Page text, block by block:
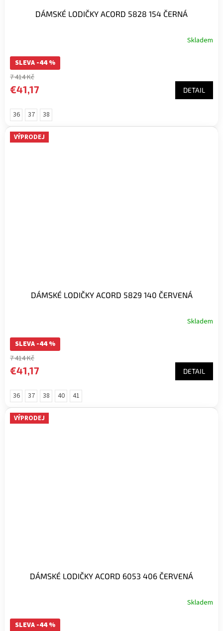
DÁMSKÉ LODIČKY ACORD 5828 154 ČERNÁ
produktu
je
5,0
z
hviezdičiek.
Skladem
SLEVA -44 %
7 414 Kč
€41,17 DETAIL
36 37 38
VÝPRODEJ
DÁMSKÉ LODIČKY ACORD 5829 140 ČERVENÁ
Skladem
SLEVA -44 %
7 414 Kč
€41,17 DETAIL
36 37 38 40 41
VÝPRODEJ
DÁMSKÉ LODIČKY ACORD 6053 406 ČERVENÁ
Skladem
SLEVA -44 %